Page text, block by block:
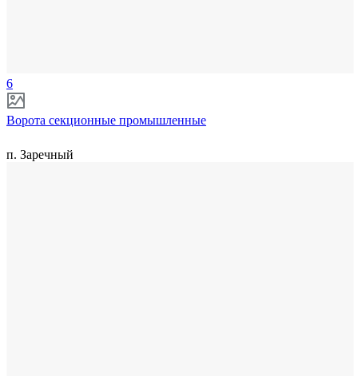
6
Ворота секционные промышленные
п. Заречный